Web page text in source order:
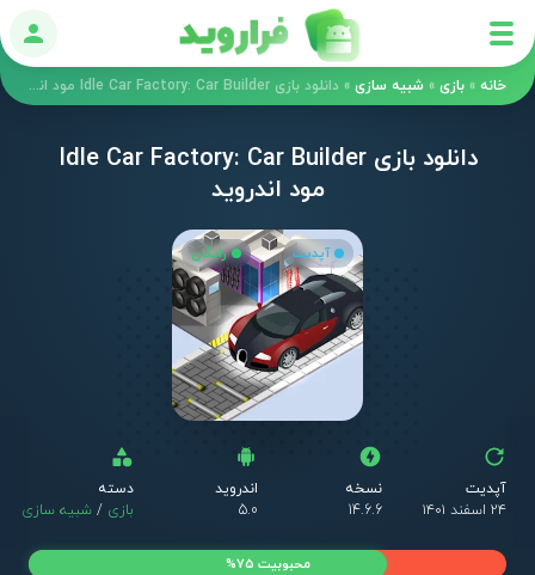
ورود
خانه » بازی » شبیه سازی » دانلود بازی Idle Car Factory: Car Builder مود اندروید
دانلود بازی Idle Car Factory: Car Builder
مود اندروید
آپدیت رایگان
آپدیت
۲۴ اسفند ۱۴۰۱
نسخه
14.6.6
اندروید
5.0
دسته
بازی / شبیه سازی
محبوبیت 75%